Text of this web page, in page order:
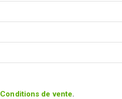
Conditions de vente.